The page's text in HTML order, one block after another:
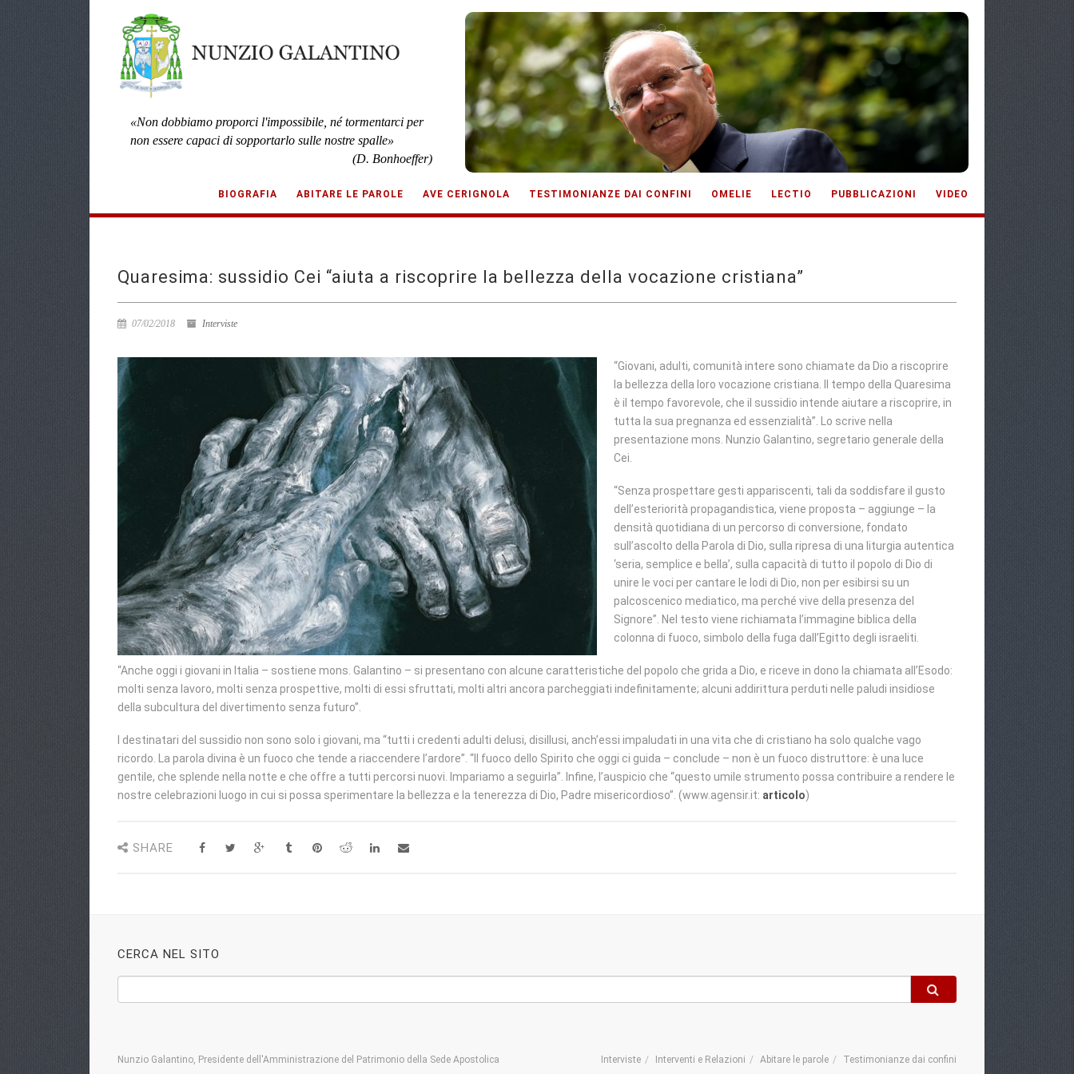
«Non dobbiamo proporci l'impossibile, né tormentarci per
non essere capaci di sopportarlo sulle nostre spalle»
(D. Bonhoeffer)
BIOGRAFIA ABITARE LE PAROLE AVE CERIGNOLA TESTIMONIANZE DAI CONFINI OMELIE LECTIO PUBBLICAZIONI VIDEO
Quaresima: sussidio Cei “aiuta a riscoprire la bellezza della vocazione cristiana”
07/02/2018 Interviste
“Giovani, adulti, comunità intere sono chiamate da Dio a riscoprire
la bellezza della loro vocazione cristiana. Il tempo della Quaresima
è il tempo favorevole, che il sussidio intende aiutare a riscoprire, in
tutta la sua pregnanza ed essenzialità”. Lo scrive nella
presentazione mons. Nunzio Galantino, segretario generale della
Cei.
“Senza prospettare gesti appariscenti, tali da soddisfare il gusto
dell’esteriorità propagandistica, viene proposta – aggiunge – la
densità quotidiana di un percorso di conversione, fondato
sull’ascolto della Parola di Dio, sulla ripresa di una liturgia autentica
‘seria, semplice e bella’, sulla capacità di tutto il popolo di Dio di
unire le voci per cantare le lodi di Dio, non per esibirsi su un
palcoscenico mediatico, ma perché vive della presenza del
Signore”. Nel testo viene richiamata l’immagine biblica della
colonna di fuoco, simbolo della fuga dall’Egitto degli israeliti.
“Anche oggi i giovani in Italia – sostiene mons. Galantino – si presentano con alcune caratteristiche del popolo che grida a Dio, e riceve in dono la chiamata all’Esodo:
molti senza lavoro, molti senza prospettive, molti di essi sfruttati, molti altri ancora parcheggiati indefinitamente; alcuni addirittura perduti nelle paludi insidiose
della subcultura del divertimento senza futuro”.
I destinatari del sussidio non sono solo i giovani, ma “tutti i credenti adulti delusi, disillusi, anch’essi impaludati in una vita che di cristiano ha solo qualche vago
ricordo. La parola divina è un fuoco che tende a riaccendere l’ardore”. “Il fuoco dello Spirito che oggi ci guida – conclude – non è un fuoco distruttore: è una luce
gentile, che splende nella notte e che offre a tutti percorsi nuovi. Impariamo a seguirla”. Infine, l’auspicio che “questo umile strumento possa contribuire a rendere le
nostre celebrazioni luogo in cui si possa sperimentare la bellezza e la tenerezza di Dio, Padre misericordioso”. (www.agensir.it: articolo)
SHARE
CERCA NEL SITO
Nunzio Galantino, Presidente dell'Amministrazione del Patrimonio della Sede Apostolica Interviste Interventi e Relazioni Abitare le parole Testimonianze dai confini